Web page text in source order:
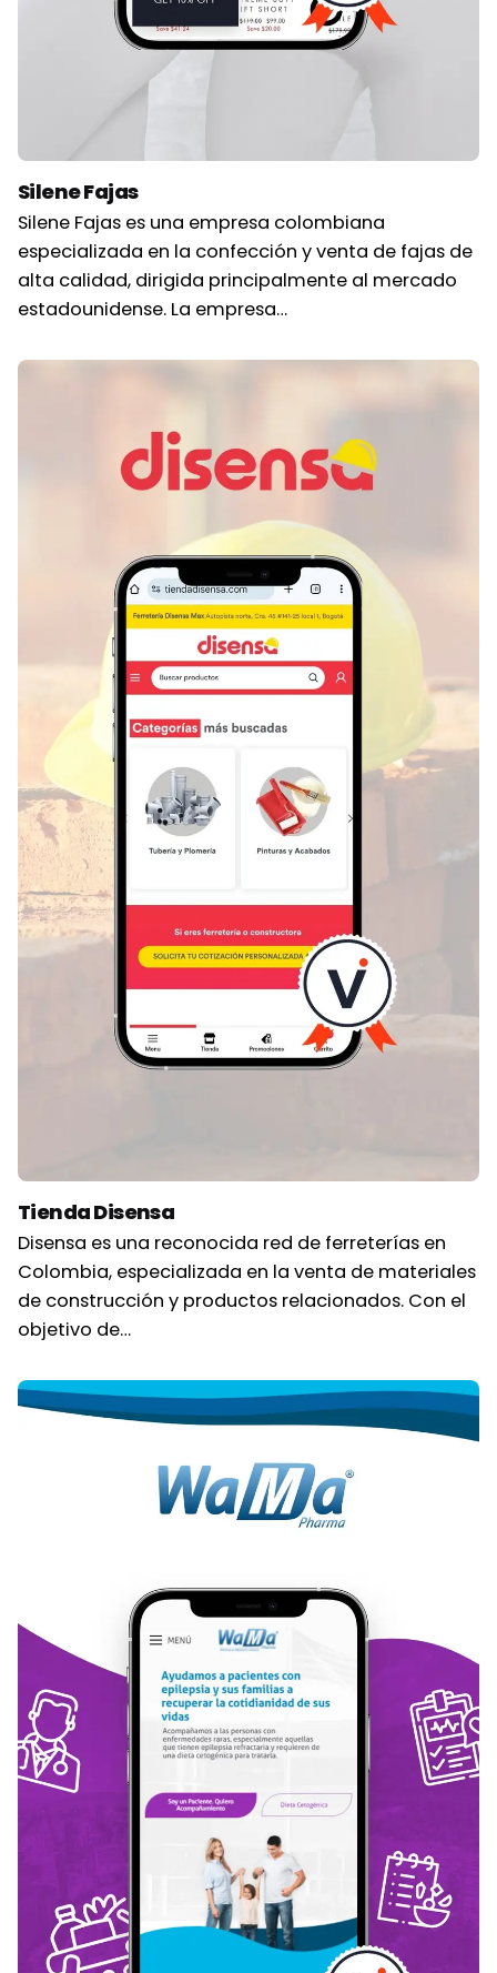
Silene Fajas
Silene Fajas es una empresa colombiana
especializada en la confección y venta de fajas de
alta calidad, dirigida principalmente al mercado
estadounidense. La empresa…
Tienda Disensa
Disensa es una reconocida red de ferreterías en
Colombia, especializada en la venta de materiales
de construcción y productos relacionados. Con el
objetivo de…